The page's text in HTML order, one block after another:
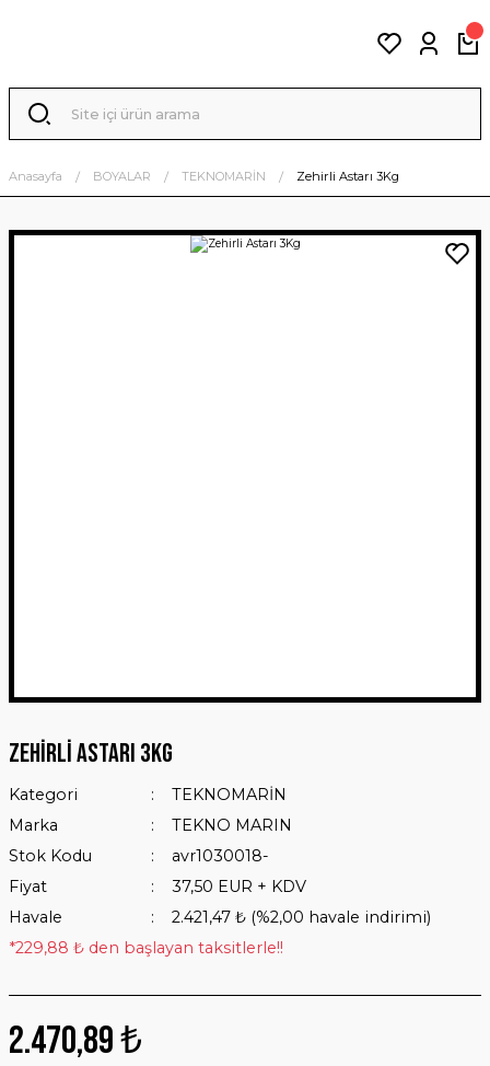
Anasayfa BOYALAR TEKNOMARİN Zehirli Astarı 3Kg
Zehirli Astarı 3Kg
Kategori
TEKNOMARİN
Marka
TEKNO MARIN
Stok Kodu
avr1030018-
Fiyat
37,50 EUR + KDV
Havale
2.421,47 ₺ (%2,00 havale indirimi)
*229,88 ₺ den başlayan taksitlerle!!
2.470,89 ₺